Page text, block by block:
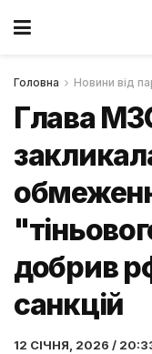
Головна Новини від
Глава
добрив
санкцій
12 СІЧНЯ, 2026 /